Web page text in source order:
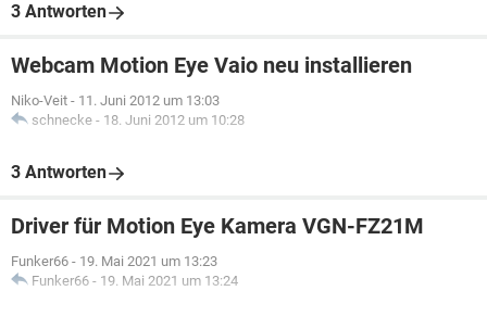
3 Antworten
Webcam Motion Eye Vaio neu installieren
Niko-Veit - 11. Juni 2012 um 13:03
schnecke - 18. Juni 2012 um 10:28
3 Antworten
Driver für Motion Eye Kamera VGN-FZ21M
Funker66 - 19. Mai 2021 um 13:23
Funker66 - 19. Mai 2021 um 13:24